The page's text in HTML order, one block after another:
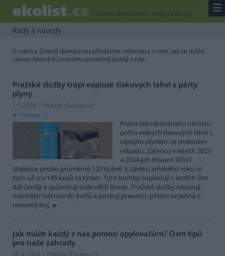
/ zelená domácnost/ rady a návody ☰
Rady a návody
V rubrice Zelená domácnost přinášíme informace o tom, jak se může
chovat šetrně k životnímu prostředí každý z nás.
Pražské služby trápí exploze tlakových lahví s párty
plyny
1.5.2026 | PRAHA (Ekolist.cz)
Diskuse: 2
Praha čelí rekordnímu nárůstu
počtu velkých tlakových lahví s
rajským plynem ve směsném
odpadu. Zatímco v letech 2023
a 2024 jich linkami ZEVO
Malešice prošlo průměrně 120 týdně, k závěru loňského roku to
bylo už cca 145 kusů za týden. Tyto bomby explodují v kotlích čím
dál častěji a způsobují stále větší škody. Pražské služby nasazují
odolnější roštnice do kotlů a posilují prevenci, přesto se jedná o
nerovný boj.
Jak může každý z nás pomoci opylovačům? Osm tipů
pro naše zahrady